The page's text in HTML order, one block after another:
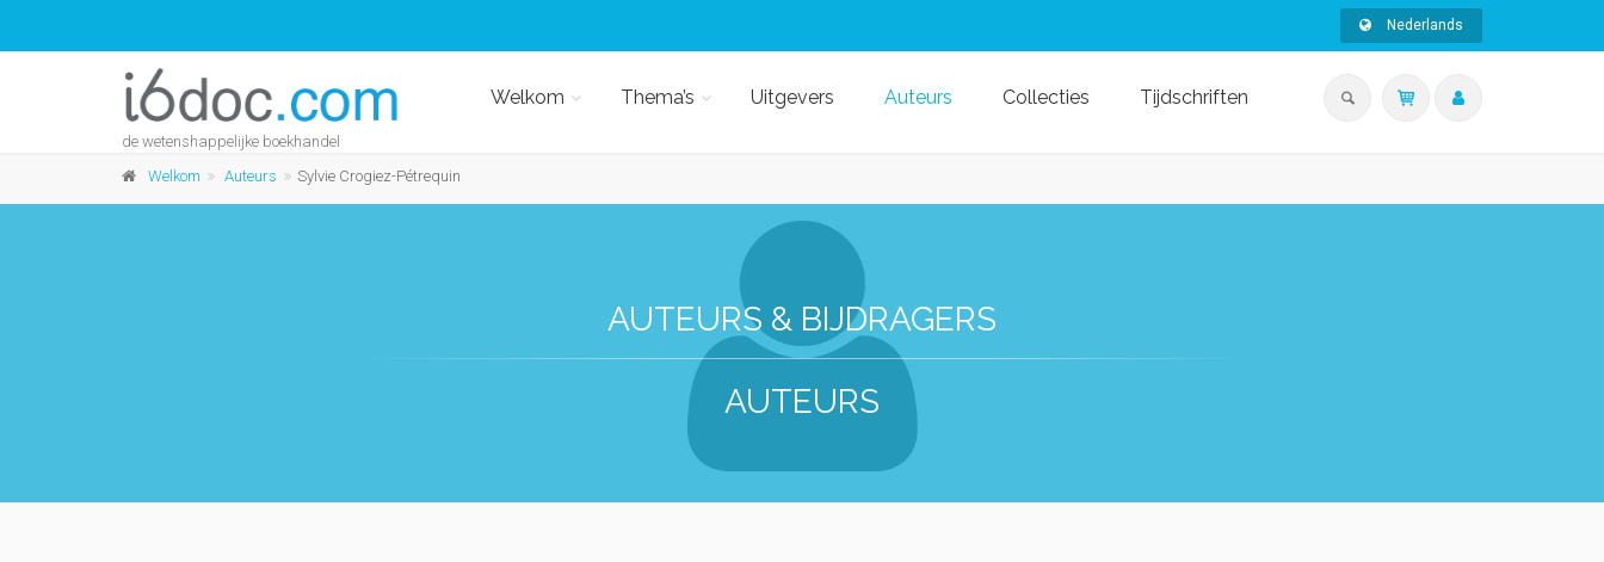
Nederlands
de wetenshappelijke boekhandel
Welkom Thema’s Uitgevers Auteurs Collecties Tijdschriften
Welkom Auteurs Sylvie Crogiez-Pétrequin
AUTEURS & BIJDRAGERS
AUTEURS